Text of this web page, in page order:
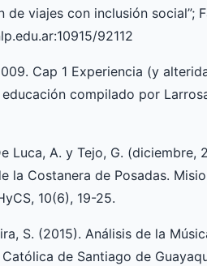
de viajes con inclusión social”;
92112
Cap 1 Experiencia (y
compilado por
Luca, A. y Tejo, G.
la Costanera de Posadas.
10(6), 19-25.
S. (2015). Análisis de la
de Santiago de